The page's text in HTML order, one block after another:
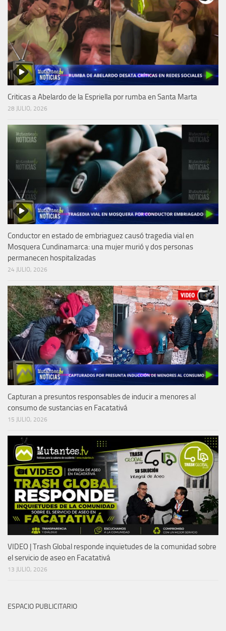
Criticas a Abelardo de la Espriella por rumba en Santa Marta
28 JULIO, 2026
Conductor en estado de embriaguez causó tragedia vial en
Mosquera Cundinamarca: una mujer murió y dos personas
permanecen hospitalizadas
24 JULIO, 2026
Capturan a presuntos responsables de inducir a menores al
consumo de sustancias en Facatativá
15 JULIO, 2026
VIDEO | Trash Global responde inquietudes de la comunidad sobre
el servicio de aseo en Facatativá
13 JULIO, 2026
ESPACIO PUBLICITARIO